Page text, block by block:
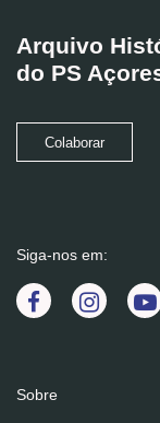
Arquivo
do PS
Colaborar
Siga-nos em:
Sobre